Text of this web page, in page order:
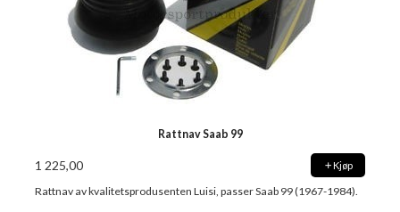
Rattnav Saab 99
1 225,00 Kjøp
Rattnav av kvalitetsprodusenten Luisi, passer Saab 99 (1967-1984).